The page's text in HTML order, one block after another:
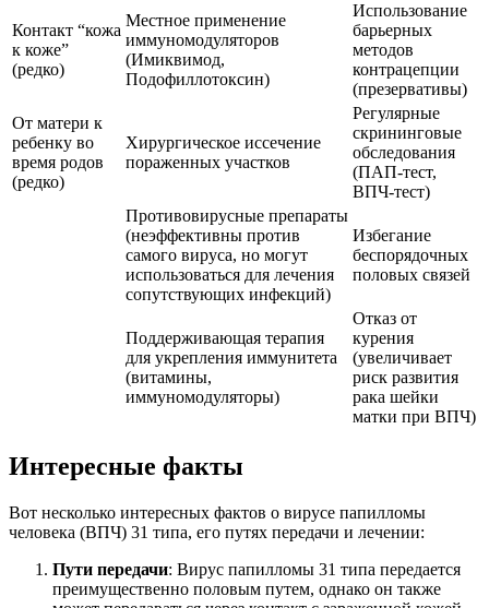
Контакт “кожа
к коже”
(редко)
Местное применение
иммуномодуляторов
(Имиквимод,
Подофиллотоксин)
Использование
барьерных
методов
контрацепции
(презервативы)
От матери к
ребенку во
время родов
(редко)
Хирургическое иссечение
пораженных участков
Регулярные
скрининговые
обследования
(ПАП-тест,
ВПЧ-тест)
Противовирусные препараты
(неэффективны против
самого вируса, но могут
использоваться для лечения
сопутствующих инфекций)
Избегание
беспорядочных
половых связей
Поддерживающая терапия
для укрепления иммунитета
(витамины,
иммуномодуляторы)
Отказ от
курения
(увеличивает
риск развития
рака шейки
матки при ВПЧ)
Интересные факты
Вот несколько интересных фактов о вирусе папилломы
человека (ВПЧ) 31 типа, его путях передачи и лечении:
Пути передачи: Вирус папилломы 31 типа передается
преимущественно половым путем, однако он также